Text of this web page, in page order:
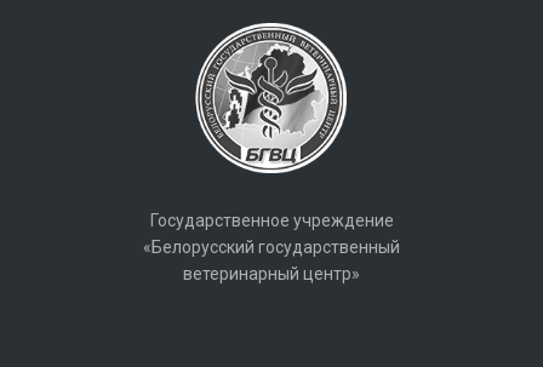
Государственное учреждение
«Белорусский государственный
ветеринарный центр»